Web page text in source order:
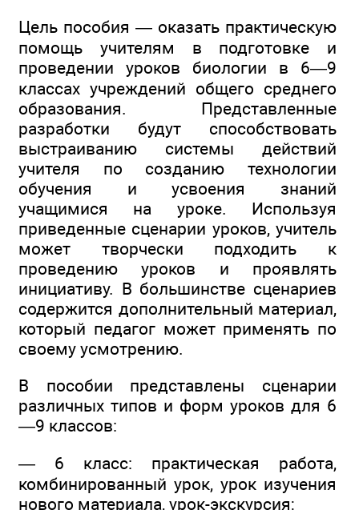
Цель пособия — оказать практическую
помощь учителям в подготовке и
проведении уроков биологии в 6—9
классах учреждений общего среднего
образования. Представленные
разработки будут способствовать
выстраиванию системы действий
учителя по созданию технологии
обучения и усвоения знаний
учащимися на уроке. Используя
приведенные сценарии уроков, учитель
может творчески подходить к
проведению уроков и проявлять
инициативу. В большинстве сценариев
содержится дополнительный материал,
который педагог может применять по
своему усмотрению.
В пособии представлены сценарии
различных типов и форм уроков для 6
—9 классов:
— 6 класс: практическая работа,
комбинированный урок, урок изучения
нового материала, урок-экскурсия;